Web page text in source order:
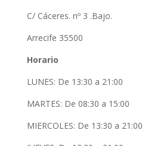
C/ Cáceres. nº 3 .Bajo.
Arrecife 35500
Horario
LUNES: De 13:30 a 21:00
MARTES: De 08:30 a 15:00
MIERCOLES: De 13:30 a 21:00